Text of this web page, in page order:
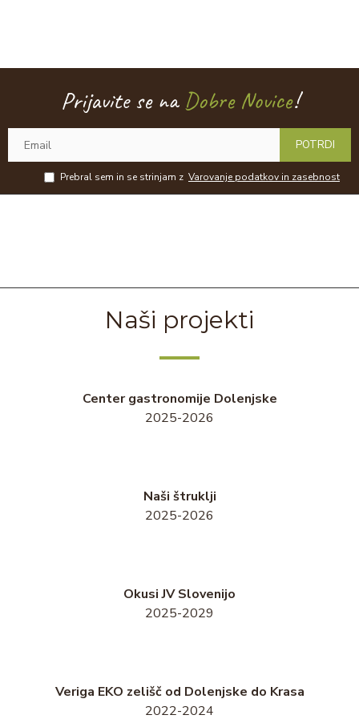
Prijavite se naDobre Novice!
POTRDI
Prebral sem in se strinjam z Varovanje podatkov in zasebnost
Naši projekti
Center gastronomije Dolenjske
2025-2026
Naši štruklji
2025-2026
Okusi JV Slovenijo
2025-2029
Veriga EKO zelišč od Dolenjske do Krasa
2022-2024